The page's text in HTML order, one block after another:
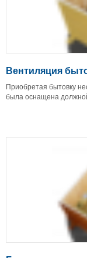
Вентиляция
Приобретая бытовку
была оснащена